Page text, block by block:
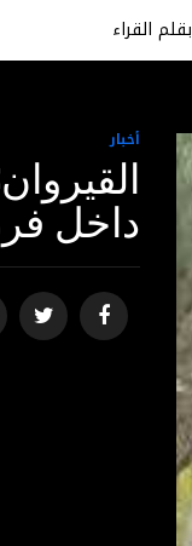
بقلم القراء
أخبار
داخل